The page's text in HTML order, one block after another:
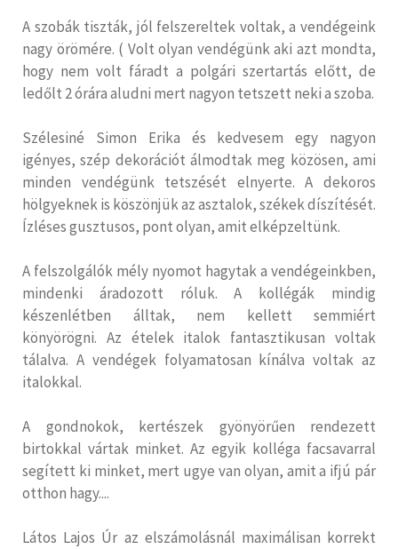
A szobák tiszták, jól felszereltek voltak, a vendégeink
nagy örömére. ( Volt olyan vendégünk aki azt mondta,
hogy nem volt fáradt a polgári szertartás előtt, de
ledőlt 2 órára aludni mert nagyon tetszett neki a szoba.
Szélesiné Simon Erika és kedvesem egy nagyon
igényes, szép dekorációt álmodtak meg közösen, ami
minden vendégünk tetszését elnyerte. A dekoros
hölgyeknek is köszönjük az asztalok, székek díszítését.
Ízléses gusztusos, pont olyan, amit elképzeltünk.
A felszolgálók mély nyomot hagytak a vendégeinkben,
mindenki áradozott róluk. A kollégák mindig
készenlétben álltak, nem kellett semmiért
könyörögni. Az ételek italok fantasztikusan voltak
tálalva. A vendégek folyamatosan kínálva voltak az
italokkal.
A gondnokok, kertészek gyönyörűen rendezett
birtokkal vártak minket. Az egyik kolléga facsavarral
segített ki minket, mert ugye van olyan, amit a ifjú pár
otthon hagy....
Látos Lajos Úr az elszámolásnál maximálisan korrekt